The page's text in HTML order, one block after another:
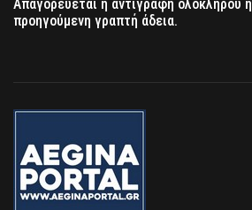
Απαγορεύεται η αντιγραφή ολόκληρου
προηγούμενη γραπτή άδεια.